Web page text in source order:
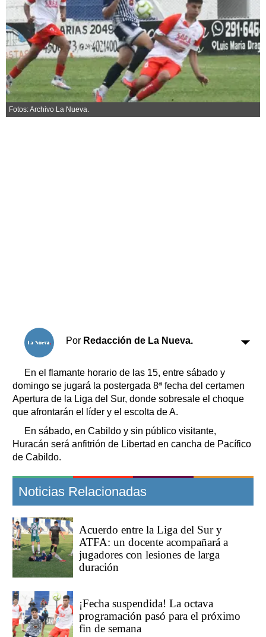
Turismo
Salud
Es viral
El tiempo
Fúnebres
Clasificados
Horóscopo
Fotos: Archivo La Nueva.
Por Redacción de La Nueva.
En el flamante horario de las 15, entre sábado y
domingo se jugará la postergada 8ª fecha del certamen
Apertura de la Liga del Sur, donde sobresale el choque
que afrontarán el líder y el escolta de A.
En sábado, en Cabildo y sin público visitante,
Huracán será anfitrión de Libertad en cancha de Pacífico
de Cabildo.
Noticias Relacionadas
Acuerdo entre la Liga del Sur y
ATFA: un docente acompañará a
jugadores con lesiones de larga
duración
¡Fecha suspendida! La octava
programación pasó para el próximo
fin de semana